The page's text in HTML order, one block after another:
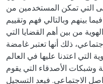
التي تمكن المستخدمين من
بينهم وبالتالي فهم وتقييم
من بين أهم القضايا التي
ذلك أنها تعتبر غامضة
التي اعتدنا عليها في العالم
وشبكات الأصدقاء التي يقوم
الاجتماعي. فبعد التسجيل